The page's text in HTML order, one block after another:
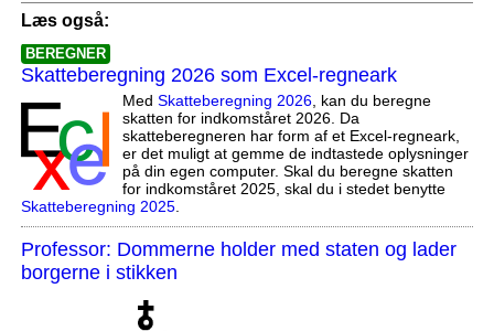
Læs også:
BEREGNER
Skatteberegning 2026 som Excel-regneark
Med Skatteberegning 2026, kan du beregne
skatten for indkomståret 2026. Da
skatteberegneren har form af et Excel-regneark,
er det muligt at gemme de indtastede oplysninger
på din egen computer. Skal du beregne skatten
for indkomståret 2025, skal du i stedet benytte
Skatteberegning 2025.
Professor: Dommerne holder med staten og lader
borgerne i stikken